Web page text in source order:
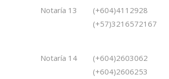
Notaría 13
(+604)4112928
(+57)3216572167
Notaría 14
(+604)2603062
(+604)2606253